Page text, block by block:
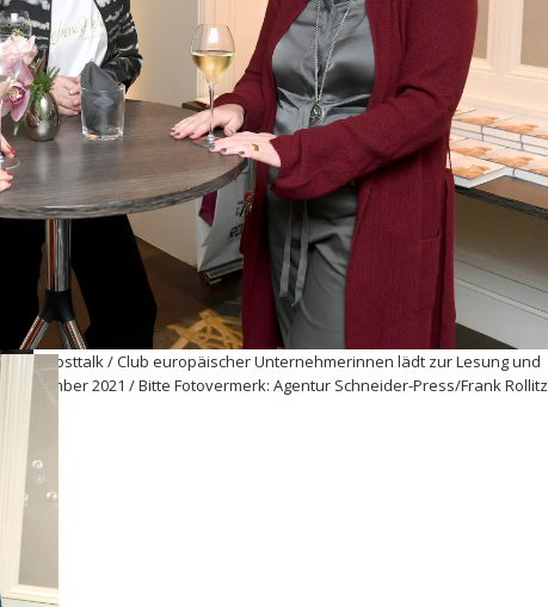
Herbsttalk / Club europäischer
Mandarin Oriental / München / 15.
Frank Rollitz
Herbsttalk / Club europäischer Unternehmerinnen lädt zur Lesung und
November 2021 / Bitte Fotovermerk: Agentur Schneider-Press/Frank Rollitz